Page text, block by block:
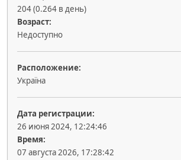
204 (0.264 в день)
Возраст:
Недоступно
Расположение:
Україна
Дата регистрации:
26 июня 2024, 12:24:46
Время:
07 августа 2026, 17:28:42